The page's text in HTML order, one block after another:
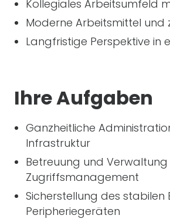
Kollegiales Arbeitsumfeld
Moderne Arbeitsmittel und
Langfristige Perspektive in
Ihre Aufgaben
Ganzheitliche
Infrastruktur
Betreuung und
Zugriffsmanagement
Sicherstellung des stabilen
Peripheriegeräten